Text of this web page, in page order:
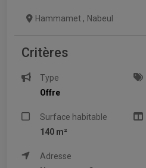
Hammamet , Nabeul
Critères
Type
Offre
Surface habitable
140 m²
Adresse